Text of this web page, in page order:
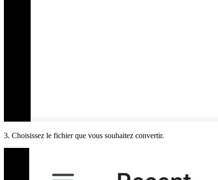
3. Choisissez le fichier que vous souhaitez convertir.